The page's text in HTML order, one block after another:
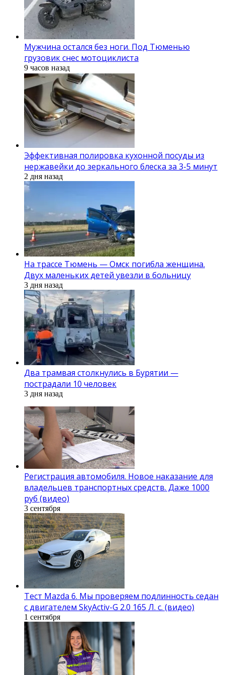
Мужчина остался без ноги. Под Тюменью
грузовик снес мотоциклиста
9 часов назад
Эффективная полировка кухонной посуды из
нержавейки до зеркального блеска за 3-5 минут
2 дня назад
На трассе Тюмень — Омск погибла женщина.
Двух маленьких детей увезли в больницу
3 дня назад
Два трамвая столкнулись в Бурятии —
пострадали 10 человек
3 дня назад
Регистрация автомобиля. Новое наказание для
владельцев транспортных средств. Даже 1000
руб (видео)
3 сентября
Тест Mazda 6. Мы проверяем подлинность седан
с двигателем SkyActiv-G 2.0 165 Л. с. (видео)
1 сентября